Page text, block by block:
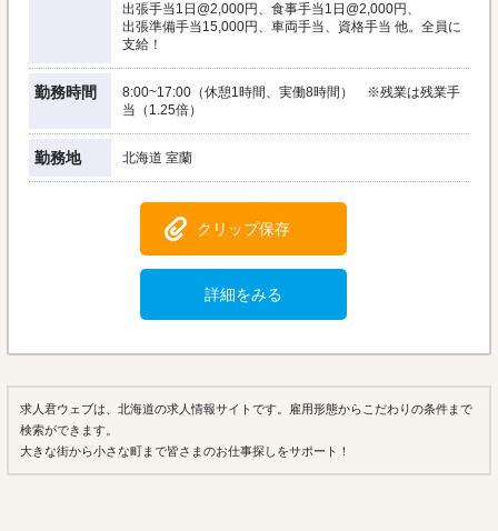
出張手当1日@2,000円、食事手当1日@2,000円、
出張準備手当15,000円、車両手当、資格手当 他。全員に
支給！
勤務時間
8:00~17:00（休憩1時間、実働8時間） ※残業は残業手
当（1.25倍）
勤務地 北海道 室蘭
クリップ保存
詳細をみる
求人君ウェブは、北海道の求人情報サイトです。雇用形態からこだわりの条件まで
検索ができます。
大きな街から小さな町まで皆さまのお仕事探しをサポート！